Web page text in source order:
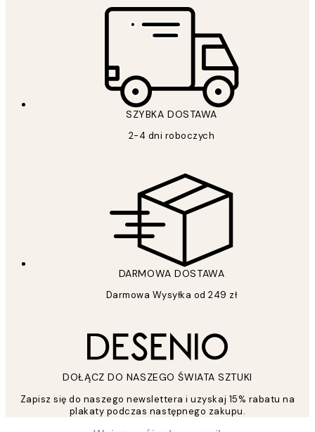
SZYBKA DOSTAWA
2-4 dni roboczych
DARMOWA DOSTAWA
Darmowa Wysyłka od 249 zł
DOŁĄCZ DO NASZEGO ŚWIATA SZTUKI
Zapisz się do naszego newslettera i uzyskaj 15% rabatu na
plakaty podczas następnego zakupu.